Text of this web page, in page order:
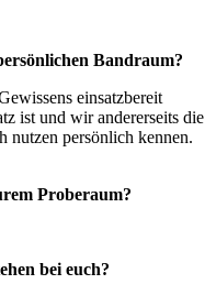
Bandraum?
einsatzbereit
ist und wir andererseits die
nutzen persönlich kennen.
Proberaum?
bei euch?